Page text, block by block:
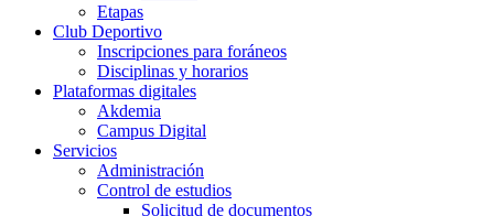
Etapas
Club Deportivo
Inscripciones para foráneos
Disciplinas y horarios
Plataformas digitales
Akdemia
Campus Digital
Servicios
Administración
Control de estudios
Solicitud de documentos